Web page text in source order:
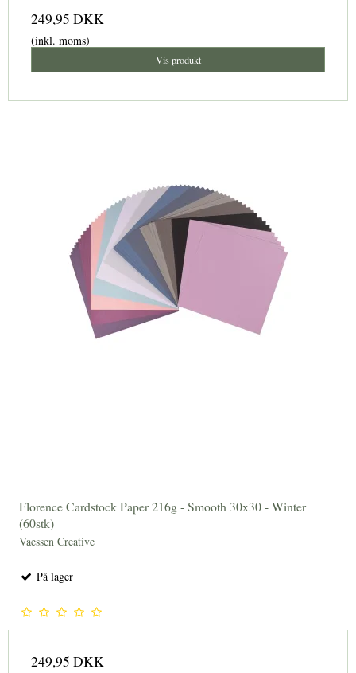
249,95 DKK
(inkl. moms)
Vis produkt
Florence Cardstock Paper 216g - Smooth 30x30 - Winter
(60stk)
Vaessen Creative
På lager
249,95 DKK